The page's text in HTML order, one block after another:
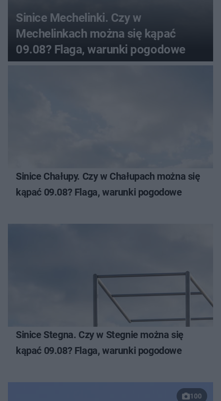
Sinice Mechelinki. Czy w
Mechelinkach można się kąpać
09.08? Flaga, warunki pogodowe
Sinice Chałupy. Czy w Chałupach można się
kąpać 09.08? Flaga, warunki pogodowe
Sinice Stegna. Czy w Stegnie można się
kąpać 09.08? Flaga, warunki pogodowe
100